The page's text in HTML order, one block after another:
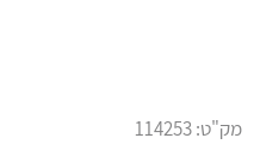
מק"ט:114253